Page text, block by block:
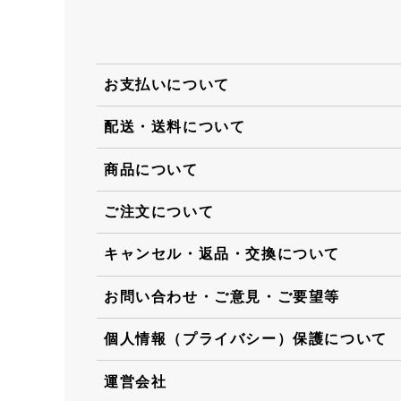
お支払いについて
配送・送料について
商品について
ご注文について
キャンセル・返品・交換について
お問い合わせ・ご意見・ご要望等
個人情報（プライバシー）保護について
運営会社